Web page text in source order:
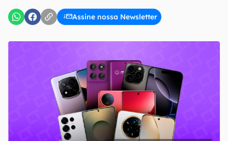
Assine nossa Newsletter
Confirmo que li, aceito e concordo com os Termos de
Uso e Política de Privacidade do Canaltech.